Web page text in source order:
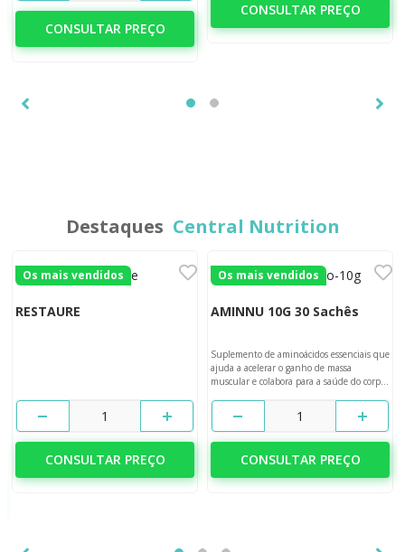
CONSULTAR PREÇO
CONSULTAR PREÇO
Destaques Central Nutrition
Os mais vendidos
RESTAURE
1
CONSULTAR PREÇO
Os mais vendidos
AMINNU 10G 30 Sachês
Suplemento de aminoácidos essenciais que
ajuda a acelerar o ganho de massa
muscular e colabora para a saúde do corpo
1
CONSULTAR PREÇO